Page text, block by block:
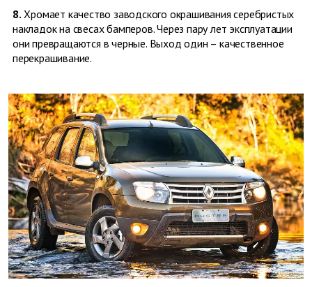
8. Хромает качество заводского окрашивания серебристых
накладок на свесах бамперов. Через пару лет эксплуатации
они превращаются в черные. Выход один – качественное
перекрашивание.